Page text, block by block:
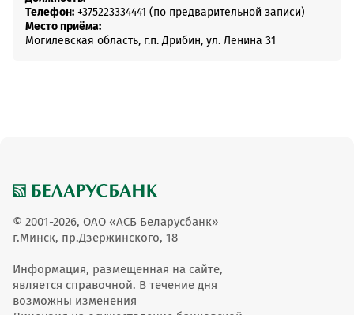
Телефон: +375223334441 (по предварительной записи)
Место приёма:
Могилевская область, г.п. Дрибин, ул. Ленина 31
© 2001-2026, ОАО «АСБ Беларусбанк»
г.Минск, пр.Дзержинского, 18
Информация, размещенная на сайте,
является справочной. В течение дня
возможны изменения